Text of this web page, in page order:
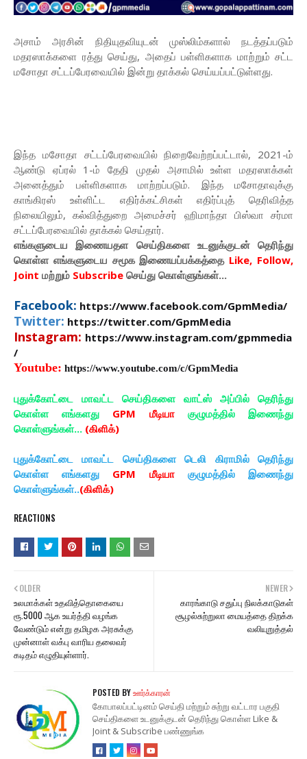
அசாம் அரசின் நிதியுதவியுடன் முஸ்லிம்களால் நடத்தப்படும்
மதரஸாக்களை ரத்து செய்து, அதைப் பள்ளிகளாக மாற்றும் சட்ட
மசோதா சட்டப்பேரவையில் இன்று தாக்கல் செய்யப்பட்டுள்ளது.
இந்த மசோதா சட்டப்பேரவையில் நிறைவேற்றப்பட்டால், 2021-ம்
ஆண்டு ஏப்ரல் 1-ம் தேதி முதல் அசாமில் உள்ள மதரஸாக்கள்
அனைத்தும் பள்ளிகளாக மாற்றப்படும். இந்த மசோதாவுக்கு
காங்கிரஸ் உள்ளிட்ட எதிர்க்கட்சிகள் எதிர்ப்புத் தெரிவித்த
நிலையிலும், கல்வித்துறை அமைச்சர் ஹிமாந்தா பிஸ்வா சர்மா
சட்டப்பேரவையில் தாக்கல் செய்தார்.
எங்களுடைய இணையதள செய்திகளை உடனுக்குடன் தெரிந்து
கொள்ள எங்களுடைய சமூக இணையப்பக்கத்தை Like, Follow,
Joint மற்றும் Subscribe செய்து கொள்ளுங்கள்...
Facebook: https://www.facebook.com/GpmMedia/
Twitter: https://twitter.com/GpmMedia
Instagram: https://www.instagram.com/gpmmedia
/
Youtube: https://www.youtube.com/c/GpmMedia
புதுக்கோட்டை மாவட்ட செய்திகளை வாட்ஸ் அப்பில் தெரிந்து
கொள்ள எங்களது GPM மீடியாகுழுமத்தில் இணைந்து
கொள்ளுங்கள்... (கிளிக்)
புதுக்கோட்டை மாவட்ட செய்திகளை டெலி கிராமில் தெரிந்து
கொள்ள எங்களது GPM மீடியாகுழுமத்தில் இணைந்து
கொள்ளுங்கள்..(கிளிக்)
REACTIONS
NEWER
காரங்காடு சதுப்பு நிலக்காடுகள்
சூழல்சுற்றுலா மையத்தை திறக்க
வலியுறுத்தல்
OLDER
உலமாக்கள் உதவித்தொகையை
ரூ.5000 ஆக உயர்த்தி வழங்க
வேண்டும் என்று தமிழக அரசுக்கு
முன்னாள் வக்பு வாரிய தலைவர்
கடிதம் எழுதியுள்ளார்.
POSTED BYஊர்க்காரன்
கோபாலப்பட்டினம் செய்தி மற்றும் சுற்று வட்டார பகுதி
செய்திகளை உடனுக்குடன் தெரிந்து கொள்ள Like &
Joint & Subscribe பண்ணுங்க